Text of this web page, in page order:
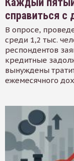
справиться с
В опросе,
среди 1,2 тыс.
респондентов
кредитные
вынуждены
ежемесячного